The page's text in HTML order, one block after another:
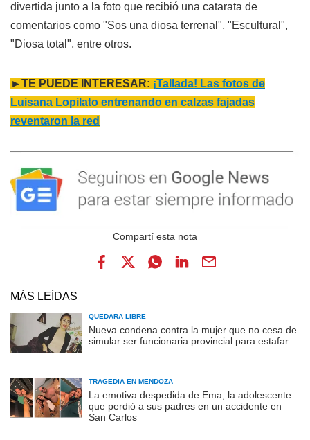
divertida junto a la foto que recibió una catarata de
comentarios como "Sos una diosa terrenal", "Escultural",
"Diosa total", entre otros.
►TE PUEDE INTERESAR: ¡Tallada! Las fotos de
Luisana Lopilato entrenando en calzas fajadas
reventaron la red
MÁS LEÍDAS
QUEDARÁ LIBRE
Nueva condena contra la mujer que no cesa de
simular ser funcionaria provincial para estafar
TRAGEDIA EN MENDOZA
La emotiva despedida de Ema, la adolescente
que perdió a sus padres en un accidente en
San Carlos